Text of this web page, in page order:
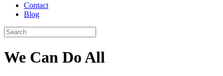
Contact
Blog
We Can Do All